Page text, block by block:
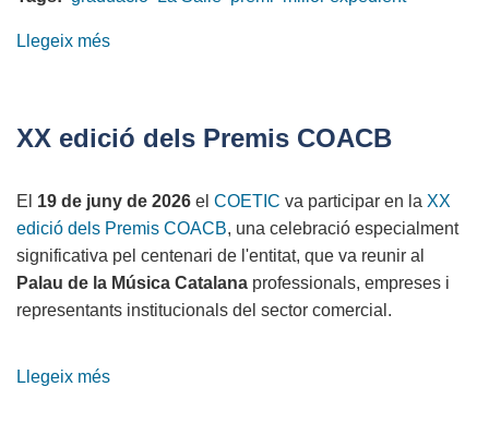
Llegeix més
premia
el
expedient
d'Enginyeria
Informàtica
de
La
XX edició dels Premis COACB
El 19 de juny de 2026 el COETIC va participar en la XX
edició dels Premis COACB, una celebració especialment
significativa pel centenari de l'entitat, que va reunir al
Palau de la Música Catalana professionals, empreses i
representants institucionals del sector comercial.
Llegeix més